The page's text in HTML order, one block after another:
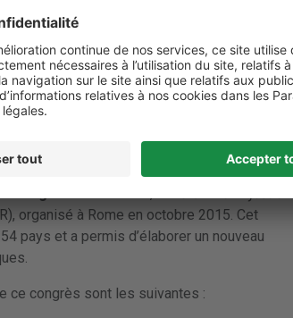
enfin identifiée
d’insuline
organisé à Rome en octobre 2015. Cet
pays et a permis d’élaborer un nouveau
ce congrès sont les suivantes :